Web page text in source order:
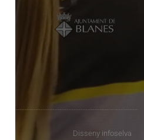
Disseny infoselva